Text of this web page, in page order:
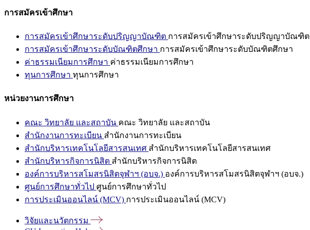
การสมัครเข้าศึกษา
การสมัครเข้าศึกษาระดับปริญญาบัณฑิต การสมัครเข้าศึกษาระดับปริญญาบัณฑิต
การสมัครเข้าศึกษาระดับบัณฑิตศึกษา การสมัครเข้าศึกษาระดับบัณฑิตศึกษา
ค่าธรรมเนียมการศึกษา ค่าธรรมเนียมการศึกษา
ทุนการศึกษา ทุนการศึกษา
หน่วยงานการศึกษา
คณะ วิทยาลัย และสถาบัน คณะ วิทยาลัย และสถาบัน
สำนักงานการทะเบียน สำนักงานการทะเบียน
สำนักบริหารเทคโนโลยีสารสนเทศ สำนักบริหารเทคโนโลยีสารสนเทศ
สำนักบริหารกิจการนิสิต สำนักบริหารกิจการนิสิต
องค์การบริหารสโมสรนิสิตจุฬาฯ (อบจ.) องค์การบริหารสโมสรนิสิตจุฬาฯ (อบจ.)
ศูนย์การศึกษาทั่วไป ศูนย์การศึกษาทั่วไป
การประเมินออนไลน์ (MCV) การประเมินออนไลน์ (MCV)
วิจัยและนวัตกรรม